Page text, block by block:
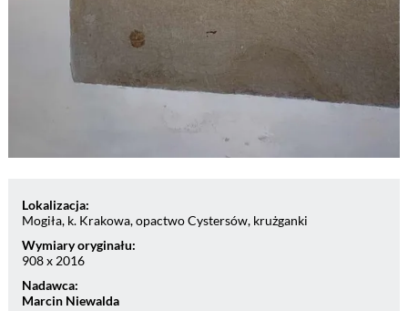
Lokalizacja:
Mogiła, k. Krakowa, opactwo Cystersów, krużganki
Wymiary oryginału:
908 x 2016
Nadawca:
Marcin Niewalda